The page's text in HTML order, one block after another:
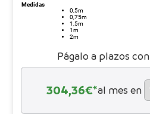
Medidas
0,5m
0,75m
1,5m
1m
2m
Págalo a plazos con
304,36€*al mes en